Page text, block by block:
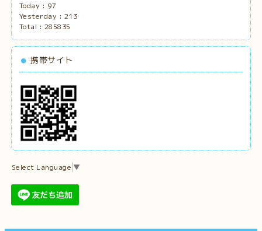
Today : 97
Yesterday : 213
Total : 285835
携帯サイト
Select Language ▼